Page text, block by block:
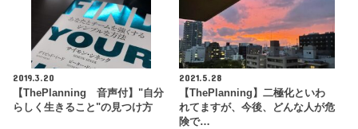
2019.3.20
【ThePlanning 音声付】"自分
らしく生きること"の見つけ方
2021.5.28
【ThePlanning】二極化といわ
れてますが、今後、どんな人が危
険で…